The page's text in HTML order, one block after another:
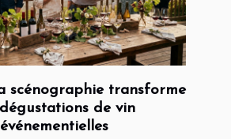
scénographie transforme
de vin
événementielles